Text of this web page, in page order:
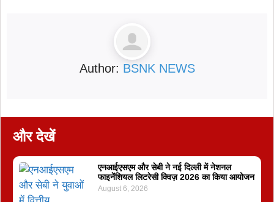
Author: BSNK NEWS
और देखें
एनआईएसएम और सेबी ने नई दिल्ली में नेशनल
फाइनेंशियल लिटरेसी क्विज़ 2026 का किया आयोजन
August 6, 2026